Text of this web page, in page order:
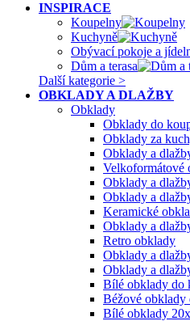
INSPIRACE
Koupelny
Kuchyně
Obývací pokoje a
Dům a terasa
Další kategorie >
OBKLADY A DLAŽBY
Obklady
Obklady do
Obklady za
Obklady a
Velkoformátové
Obklady a
Obklady a
Keramické
Obklady a
Retro obklady
Obklady a
Obklady a
Bílé obklady do
Béžové obklady
Bílé obklady